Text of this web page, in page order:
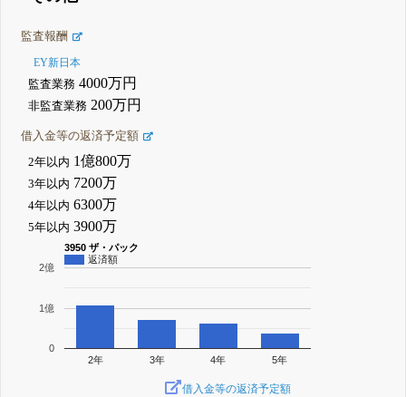
監査報酬
EY新日本
監査業務 4000万円
非監査業務 200万円
借入金等の返済予定額
2年以内 1億800万
3年以内 7200万
4年以内 6300万
5年以内 3900万
3950 ザ・パック
返済額
2年 3年 4年 5年
0
1億
2億
借入金等の返済予定額